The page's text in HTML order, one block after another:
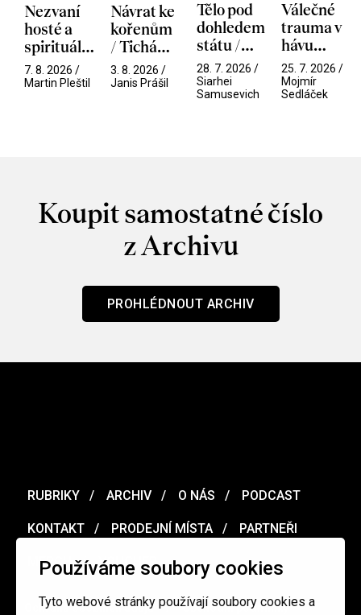
Používáme soubory cookies
Tyto webové stránky používají soubory cookies a
Nezvaní
hosté a
spirituální
narušitelé
z vesmíru
7. 8. 2026 /
Martin Pleštil
Návrat ke
kořenům
/ Tichá
přítelkyně
3. 8. 2026 /
Janis Prášil
Tělo pod
dohledem
státu /
Pramen
28. 7. 2026 /
Siarhei
Samusevich
Válečné
trauma v
hávu
spektáklu
/ Odyssea
25. 7. 2026 /
Mojmír
Sedláček
Koupit samostatné číslo
z Archivu
PROHLÉDNOUT ARCHIV
RUBRIKY ARCHIV O NÁS PODCAST
KONTAKT PRODEJNÍ MÍSTA PARTNEŘI
MERCH VOUCHER
Ochrana osobních údajů / Obchodní podmínky